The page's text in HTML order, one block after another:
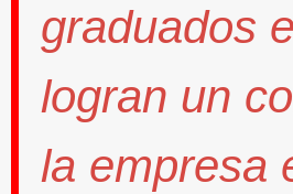
graduados
logran un
la empresa